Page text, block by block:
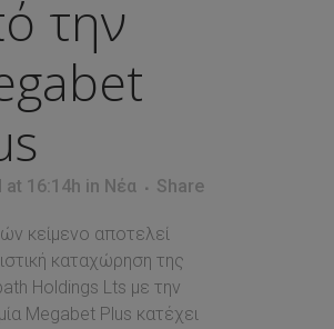
την
at 16:14h in Νέα Share
κείμενο αποτελεί
καταχώρηση της
Holdings Lts με την
Megabet Plus κατέχει